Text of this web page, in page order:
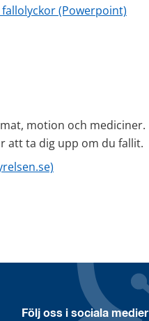
(Powerpoint)
motion och mediciner.
att ta dig upp om du fallit.
Följ oss i sociala medier